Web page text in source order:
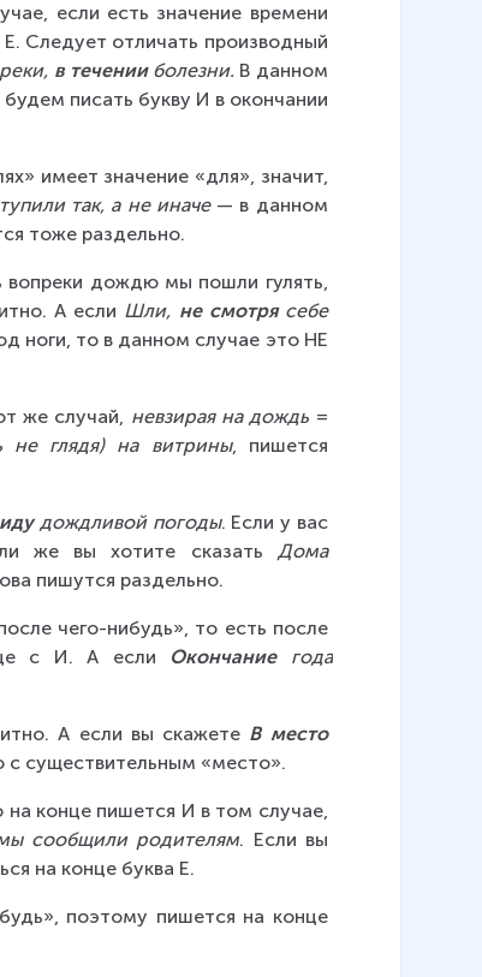
если есть значение времени
Следует отличать производный
реки, в течении болезни. В данном
писать букву И в окончании
имеет значение «для», значит,
так, а не иначе — в данном
тоже раздельно.
вопреки дождю мы пошли гулять,
А если Шли, не смотря себе
ноги, то в данном случае это НЕ
же случай, невзирая на дождь =
глядя) на витрины, пишется
дождливой погоды. Если у вас
же вы хотите сказать Дома
пишутся раздельно.
чего-нибудь», то есть после
с И. А если Окончание года
А если вы скажете В место
с существительным «место».
конце пишется И в том случае,
сообщили родителям. Если вы
на конце буква Е.
поэтому пишется на конце